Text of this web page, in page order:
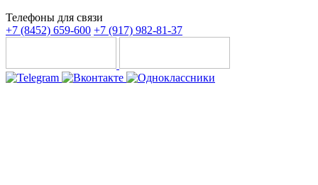
Телефоны для связи
+7 (8452) 659-600 +7 (917) 982-81-37